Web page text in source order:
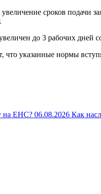
сроков
до 3 рабочих
что указанные нормы
06.08.2026 Как